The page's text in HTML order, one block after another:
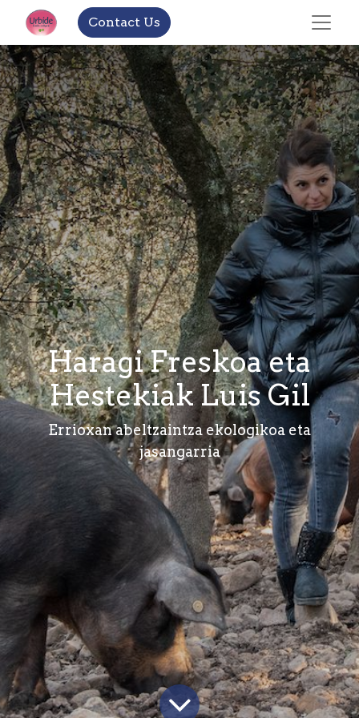
Contact Us
Haragi Freskoa eta
Hestekiak Luis Gil
Errioxan abeltzaintza ekologikoa eta
jasangarria